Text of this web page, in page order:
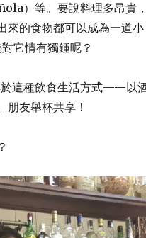
）等。要說料理多昂貴
來的食物都可以成為一道小
它情有獨鍾呢？
於這種飲食生活方式——以
友舉杯共享！